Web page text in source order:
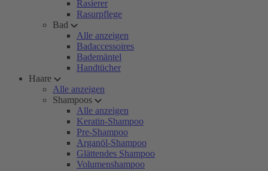
Rasierer
Rasurpflege
Bad
Alle anzeigen
Badaccessoires
Bademäntel
Handtücher
Haare
Alle anzeigen
Shampoos
Alle anzeigen
Keratin-Shampoo
Pre-Shampoo
Arganöl-Shampoo
Glättendes Shampoo
Volumenshampoo